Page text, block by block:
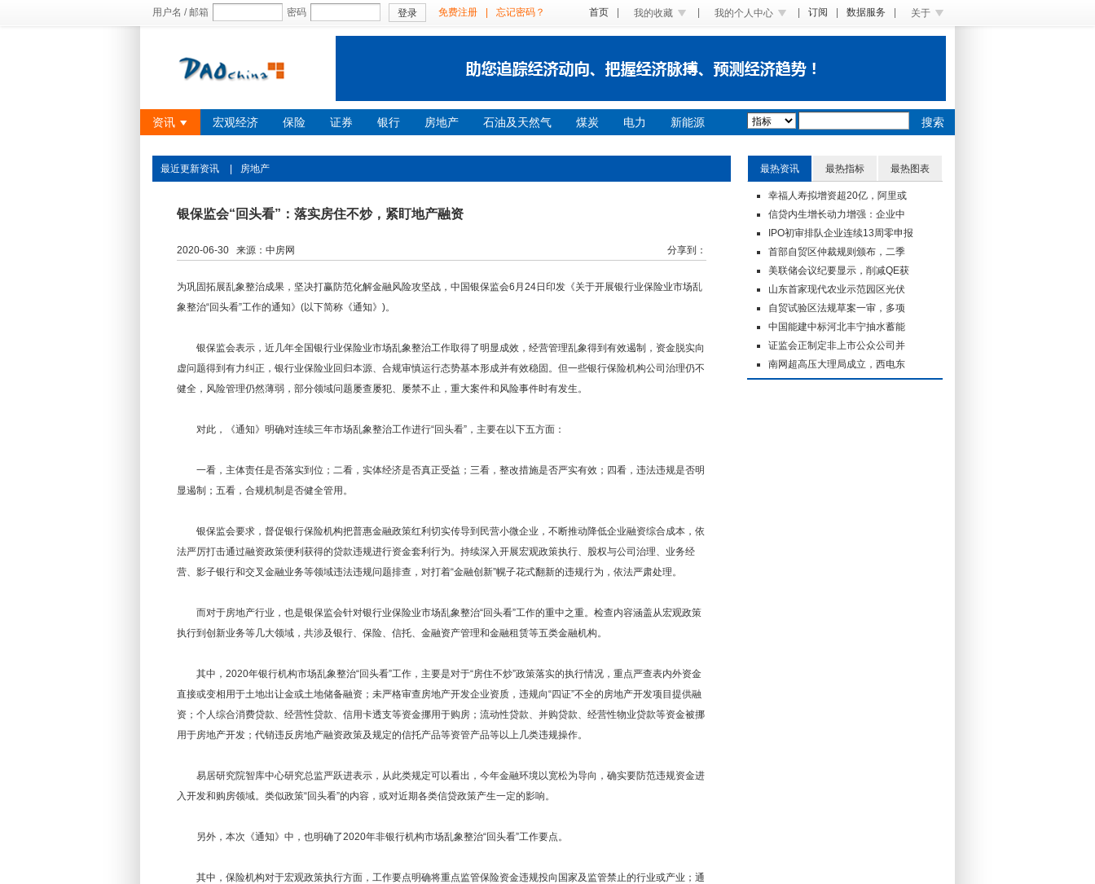
用户名 / 邮箱 密码 登录 免费注册 忘记密码？ 首页 我的收藏 我的个人中心 订阅 数据服务 关于
资讯 宏观经济 保险 证券 银行 房地产 石油及天然气 煤炭 电力 新能源 搜索
最近更新资讯 房地产
银保监会“回头看”：落实房住不炒，紧盯地产融资
2020-06-30 来源：中房网 分享到：
为巩固拓展乱象整治成果，坚决打赢防范化解金融风险攻坚战，中国银保监会6月24日印发《关于开展银行业保险业市场乱
象整治“回头看”工作的通知》(以下简称《通知》)。
银保监会表示，近几年全国银行业保险业市场乱象整治工作取得了明显成效，经营管理乱象得到有效遏制，资金脱实向
虚问题得到有力纠正，银行业保险业回归本源、合规审慎运行态势基本形成并有效稳固。但一些银行保险机构公司治理仍不
健全，风险管理仍然薄弱，部分领域问题屡查屡犯、屡禁不止，重大案件和风险事件时有发生。
对此，《通知》明确对连续三年市场乱象整治工作进行“回头看”，主要在以下五方面：
一看，主体责任是否落实到位；二看，实体经济是否真正受益；三看，整改措施是否严实有效；四看，违法违规是否明
显遏制；五看，合规机制是否健全管用。
银保监会要求，督促银行保险机构把普惠金融政策红利切实传导到民营小微企业，不断推动降低企业融资综合成本，依
法严厉打击通过融资政策便利获得的贷款违规进行资金套利行为。持续深入开展宏观政策执行、股权与公司治理、业务经
营、影子银行和交叉金融业务等领域违法违规问题排查，对打着“金融创新”幌子花式翻新的违规行为，依法严肃处理。
而对于房地产行业，也是银保监会针对银行业保险业市场乱象整治“回头看”工作的重中之重。检查内容涵盖从宏观政策
执行到创新业务等几大领域，共涉及银行、保险、信托、金融资产管理和金融租赁等五类金融机构。
其中，2020年银行机构市场乱象整治“回头看”工作，主要是对于“房住不炒”政策落实的执行情况，重点严查表内外资金
直接或变相用于土地出让金或土地储备融资；未严格审查房地产开发企业资质，违规向“四证”不全的房地产开发项目提供融
资；个人综合消费贷款、经营性贷款、信用卡透支等资金挪用于购房；流动性贷款、并购贷款、经营性物业贷款等资金被挪
用于房地产开发；代销违反房地产融资政策及规定的信托产品等资管产品等以上几类违规操作。
易居研究院智库中心研究总监严跃进表示，从此类规定可以看出，今年金融环境以宽松为导向，确实要防范违规资金进
入开发和购房领域。类似政策“回头看”的内容，或对近期各类信贷政策产生一定的影响。
另外，本次《通知》中，也明确了2020年非银行机构市场乱象整治“回头看”工作要点。
其中，保险机构对于宏观政策执行方面，工作要点明确将重点监管保险资金违规投向国家及监管禁止的行业或产业；通
最热资讯 最热指标 最热图表
幸福人寿拟增资超20亿，阿里或
信贷内生增长动力增强：企业中
IPO初审排队企业连续13周零申报
首部自贸区仲裁规则颁布，二季
美联储会议纪要显示，削减QE获
山东首家现代农业示范园区光伏
自贸试验区法规草案一审，多项
中国能建中标河北丰宁抽水蓄能
证监会正制定非上市公众公司并
南网超高压大理局成立，西电东